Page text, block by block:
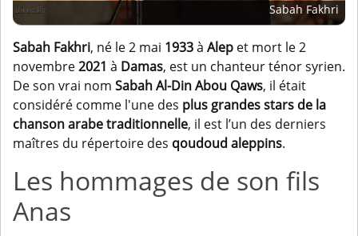
Sabah Fakhri
Sabah Fakhri, né le 2 mai 1933à Alep et mort le 2
novembre2021 à Damas, est un chanteur ténor syrien.
De son vrai nom Sabah Al-Din Abou Qaws, il était
considéré comme l'une des plus grandes stars de la
chanson arabe traditionnelle, il est l’un des derniers
maîtres du répertoire des qoudoud aleppins.
Les hommages de son fils
Anas